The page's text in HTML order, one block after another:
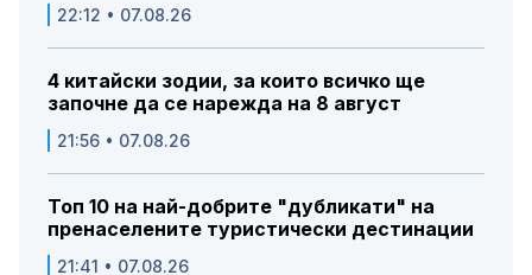
22:12 • 07.08.26
4 китайски зодии, за които всичко ще
започне да се нарежда на 8 август
21:56 • 07.08.26
Топ 10 на най-добрите "дубликати" на
пренаселените туристически дестинации
21:41 • 07.08.26